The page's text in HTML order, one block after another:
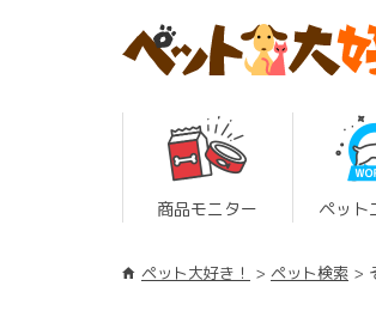
商品モニター ペット
ペット大好き！ ペット検索